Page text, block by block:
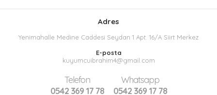
Adres
Yenimahalle Medine Caddesi Seydan 1 Apt. 16/A Siirt Merkez
E-posta
kuyumcuibrahim4@gmail.com
Telefon
0542 369 17 78
Whatsapp
0542 369 17 78